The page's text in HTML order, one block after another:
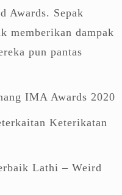
Awards. Sepak
memberikan dampak
pun pantas
IMA Awards 2020
Keterikatan
Lathi – Weird